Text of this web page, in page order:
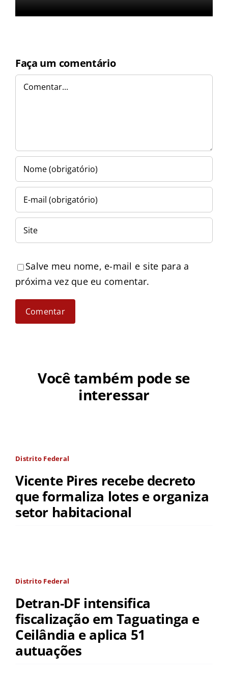
Faça um comentário
Comentar
Salve meu nome, e-mail e site para a
próxima vez que eu comentar.
Você também pode se
interessar
Distrito Federal
Vicente Pires recebe decreto
que formaliza lotes e organiza
setor habitacional
Distrito Federal
Detran-DF intensifica
fiscalização em Taguatinga e
Ceilândia e aplica 51
autuações